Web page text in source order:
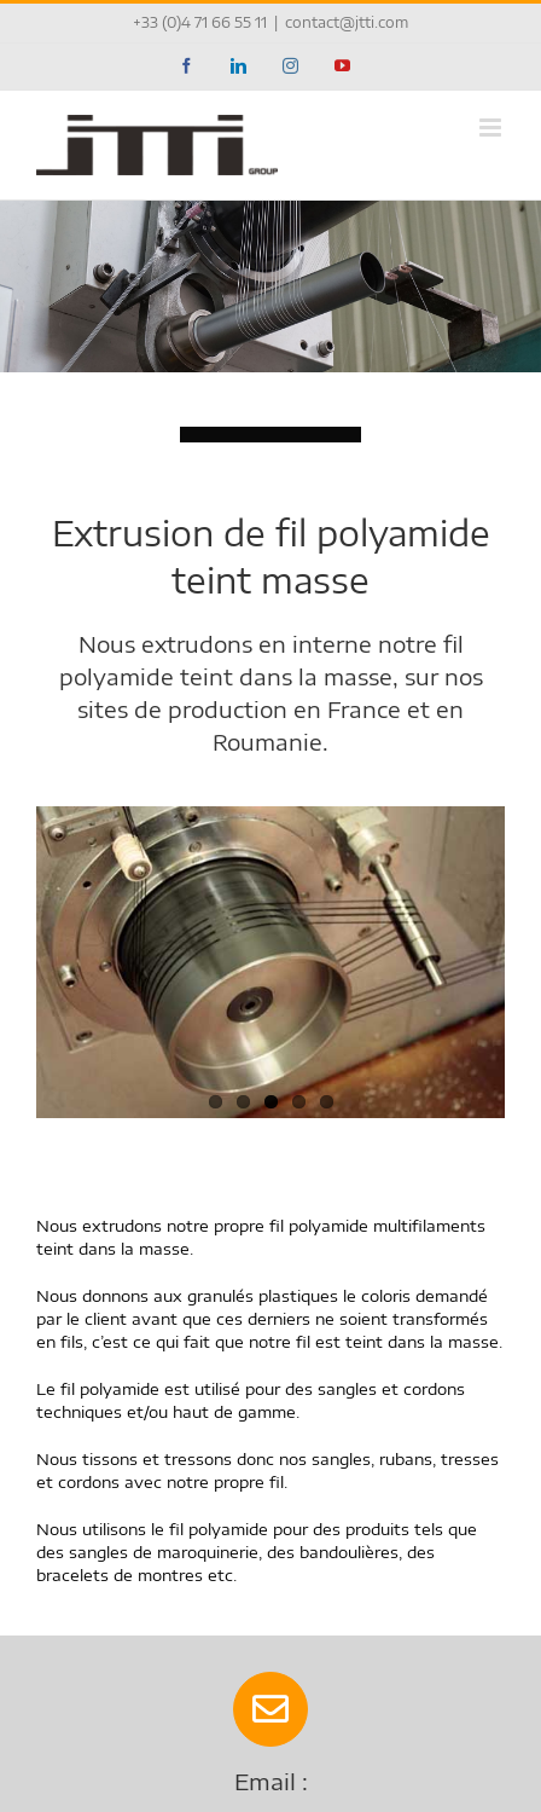
Passer
+33 (0)4 71 66 55 11 contact@jtti.com
FacebookLinkedInInstagramYouTube
Chargement...
Extrusion de fil polyamide
teint masse
Nous extrudons en interne notre fil
polyamide teint dans la masse, sur nos
sites de production en France et en
Roumanie.
Nous extrudons notre propre fil polyamide multifilaments
teint dans la masse.
Nous donnons aux granulés plastiques le coloris demandé
par le client avant que ces derniers ne soient transformés
en fils, c’est ce qui fait que notre fil est teint dans la masse.
Le fil polyamide est utilisé pour des sangles et cordons
techniques et/ou haut de gamme.
Nous tissons et tressons donc nos sangles, rubans, tresses
et cordons avec notre propre fil.
Nous utilisons le fil polyamide pour des produits tels que
des sangles de maroquinerie, des bandoulières, des
bracelets de montres etc.
Email :